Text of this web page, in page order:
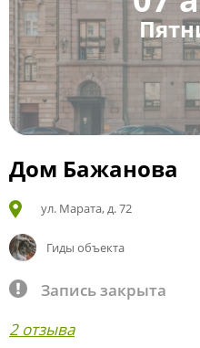
Дом Бажанова
ул. Марата, д. 72
Гиды объекта
Запись закрыта
2 отзыва